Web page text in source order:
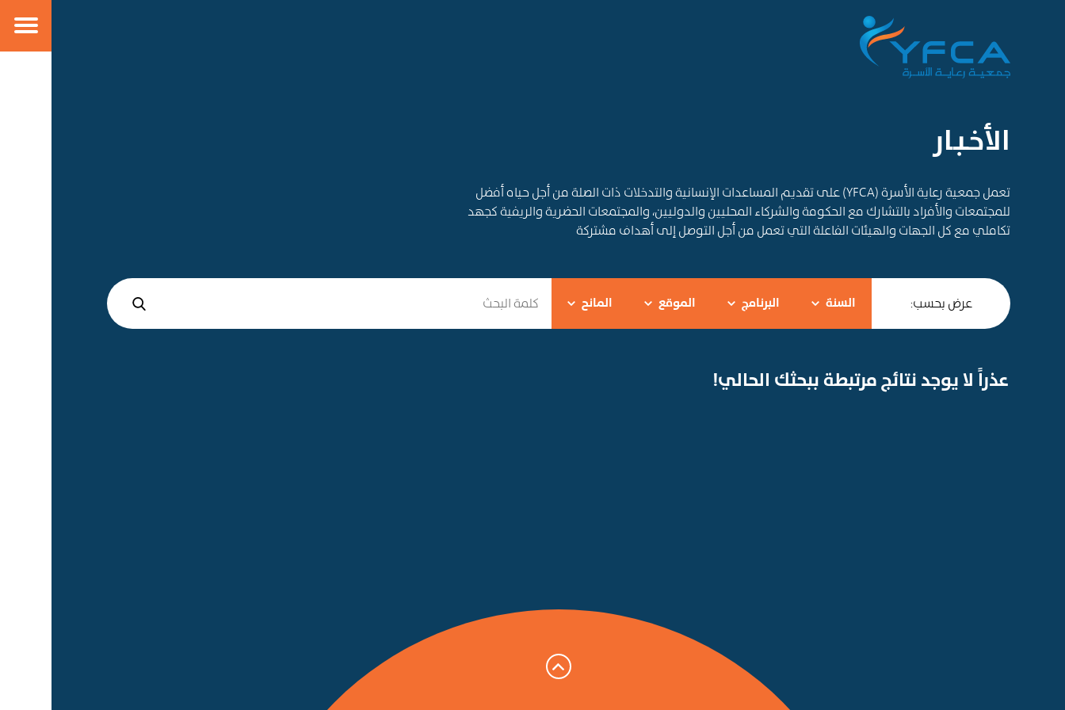
الأخـبـار
تعمل جمعية رعاية الأسرة (YFCA) على تقديم المساعدات الإنسانية والتدخلات ذات الصلة من أجل حياه أفضل
للمجتمعات والأفراد بالتشارك مع الحكومة والشركاء المحليين والدوليين، والمجتمعات الحضرية والريفية كجهد
تكاملي مع كل الجهات والهيئات الفاعلة التي تعمل من أجل التوصل إلى أهداف مشتركة
عرض بحسب: السنة البرنامج الموقع المانح
عذراً لا يوجد نتائج مرتبطة ببحثك الحالي!